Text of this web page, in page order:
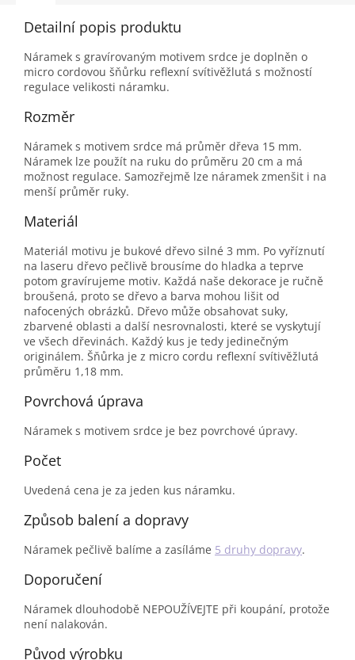
Detailní popis produktu
Náramek s gravírovaným motivem srdce je doplněn o
micro cordovou šňůrku reflexní svítivěžlutá s možností
regulace velikosti náramku.
Rozměr
Náramek s motivem srdce má průměr dřeva 15 mm.
Náramek lze použít na ruku do průměru 20 cm a má
možnost regulace. Samozřejmě lze náramek zmenšit i na
menší průměr ruky.
Materiál
Materiál motivu je bukové dřevo silné 3 mm. Po vyříznutí
na laseru dřevo pečlivě brousíme do hladka a teprve
potom gravírujeme motiv. Každá naše dekorace je ručně
broušená, proto se dřevo a barva mohou lišit od
nafocených obrázků. Dřevo může obsahovat suky,
zbarvené oblasti a další nesrovnalosti, které se vyskytují
ve všech dřevinách. Každý kus je tedy jedinečným
originálem. Šňůrka je z micro cordu reflexní svítivěžlutá
průměru 1,18 mm.
Povrchová úprava
Náramek s motivem srdce je bez povrchové úpravy.
Počet
Uvedená cena je za jeden kus náramku.
Způsob balení a dopravy
Náramek pečlivě balíme a zasíláme 5 druhy dopravy.
Doporučení
Náramek dlouhodobě NEPOUŽÍVEJTE při koupání, protože
není nalakován.
Původ výrobku